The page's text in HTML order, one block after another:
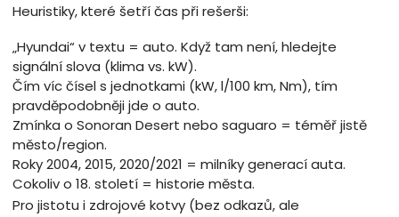
Heuristiky, které šetří čas při rešerši:
„Hyundai“ v textu = auto. Když tam není, hledejte
signální slova (klima vs. kW).
Čím víc čísel s jednotkami (kW, l/100 km, Nm), tím
pravděpodobněji jde o auto.
Zmínka o Sonoran Desert nebo saguaro = téměř jistě
město/region.
Roky 2004, 2015, 2020/2021 = milníky generací auta.
Cokoliv o 18. století = historie města.
Pro jistotu i zdrojové kotvy (bez odkazů, ale